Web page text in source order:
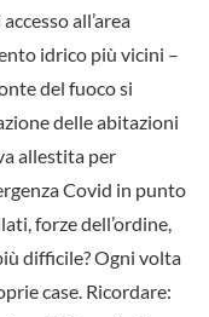
all’area
idrico più vicini –
del fuoco si
delle abitazioni
allestita per
Covid in punto
forze dell’ordine,
difficile? Ogni volta
case. Ricordare: